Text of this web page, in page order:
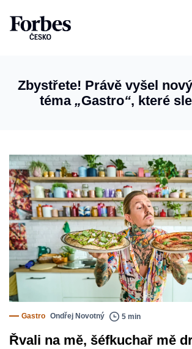
Zbystřete! Právě vyšel
téma „Gastro“, které
Gastro Ondřej Novotný 5 min
Řvali na mě, šéfkuchař mě